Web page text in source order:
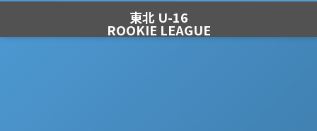
東北 U-16
ROOKIE LEAGUE